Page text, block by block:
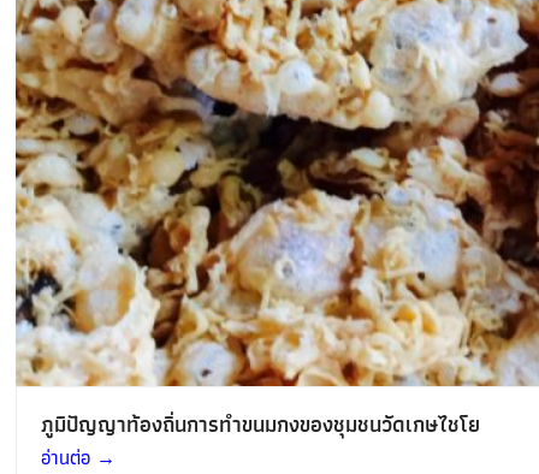
ภูมิปัญญาท้องถิ่นการทำขนมกงของชุมชนวัดเกษไชโย
อ่านต่อ →